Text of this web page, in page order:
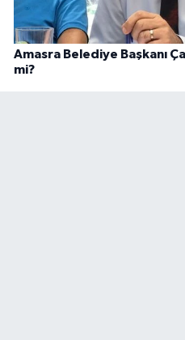
Amasra Belediye Başkanı
mi?